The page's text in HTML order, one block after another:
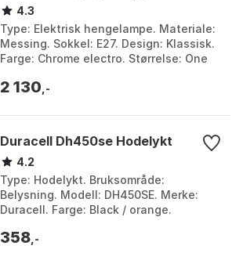
4.3
Type: Elektrisk hengelampe. Materiale:
Messing. Sokkel: E27. Design: Klassisk.
Farge: Chrome electro. Størrelse: One
2 130 ,-
Duracell Dh450se Hodelykt
4.2
Type: Hodelykt. Bruksområde:
Belysning. Modell: DH450SE. Merke:
Duracell. Farge: Black / orange.
358 ,-